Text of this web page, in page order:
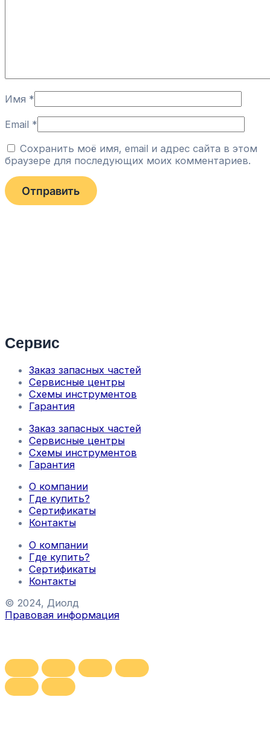
Имя *
Email *
Сохранить моё имя, email и адрес сайта в этом
браузере для последующих моих комментариев.
Сервис
Заказ запасных частей
Сервисные центры
Схемы инструментов
Гарантия
Заказ запасных частей
Сервисные центры
Схемы инструментов
Гарантия
О компании
Где купить?
Сертификаты
Контакты
О компании
Где купить?
Сертификаты
Контакты
© 2024, Диолд
Правовая информация